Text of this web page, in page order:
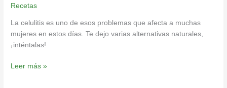
Recetas
La celulitis es uno de esos problemas que afecta a muchas
mujeres en estos días. Te dejo varias alternativas naturales,
¡inténtalas!
Leer más »